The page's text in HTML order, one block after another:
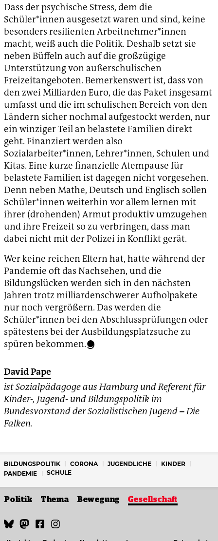
Dass der psychische Stress, dem die
Schüler*innen ausgesetzt waren und sind, keine
besonders resilienten Arbeitnehmer*innen
macht, weiß auch die Politik. Deshalb setzt sie
neben Büffeln auch auf die großzügige
Unterstützung von außerschulischen
Freizeitangeboten. Bemerkenswert ist, dass von
den zwei Milliarden Euro, die das Paket insgesamt
umfasst und die im schulischen Bereich von den
Ländern sicher nochmal aufgestockt werden, nur
ein winziger Teil an belastete Familien direkt
geht. Finanziert werden also
Sozialarbeiter*innen, Lehrer*innen, Schulen und
Kitas. Eine kurze finanzielle Atempause für
belastete Familien ist dagegen nicht vorgesehen.
Denn neben Mathe, Deutsch und Englisch sollen
Schüler*innen weiterhin vor allem lernen mit
ihrer (drohenden) Armut produktiv umzugehen
und ihre Freizeit so zu verbringen, dass man
dabei nicht mit der Polizei in Konflikt gerät.
Wer keine reichen Eltern hat, hatte während der
Pandemie oft das Nachsehen, und die
Bildungslücken werden sich in den nächsten
Jahren trotz milliardenschwerer Aufholpakete
nur noch vergrößern. Das werden die
Schüler*innen bei den Abschlussprüfungen oder
spätestens bei der Ausbildungsplatzsuche zu
spüren bekommen.
David Pape
ist Sozialpädagoge aus Hamburg und Referent für
Kinder-, Jugend- und Bildungspolitik im
Bundesvorstand der Sozialistischen Jugend–Die
Falken.
BILDUNGSPOLITIK CORONA JUGENDLICHE
KINDER
PANDEMIE
SCHULE
Politik Thema Bewegung Gesellschaft